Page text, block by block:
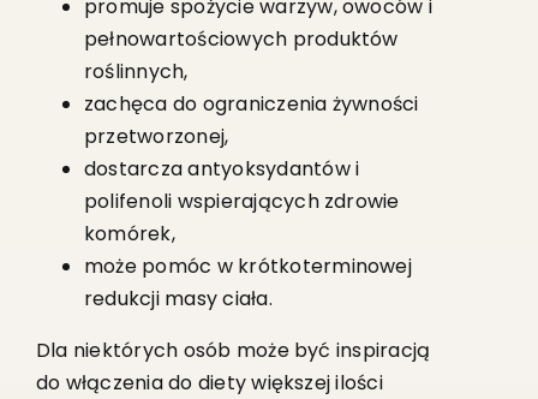
promuje spożycie warzyw, owoców i
pełnowartościowych produktów
roślinnych,
zachęca do ograniczenia żywności
przetworzonej,
dostarcza antyoksydantów i
polifenoli wspierających zdrowie
komórek,
może pomóc w krótkoterminowej
redukcji masy ciała.
Dla niektórych osób może być inspiracją
do włączenia do diety większej ilości